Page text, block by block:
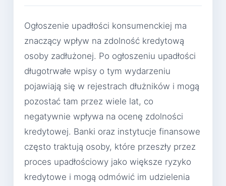
Ogłoszenie upadłości konsumenckiej ma
znaczący wpływ na zdolność kredytową
osoby zadłużonej. Po ogłoszeniu upadłości
długotrwałe wpisy o tym wydarzeniu
pojawiają się w rejestrach dłużników i mogą
pozostać tam przez wiele lat, co
negatywnie wpływa na ocenę zdolności
kredytowej. Banki oraz instytucje finansowe
często traktują osoby, które przeszły przez
proces upadłościowy jako większe ryzyko
kredytowe i mogą odmówić im udzielenia